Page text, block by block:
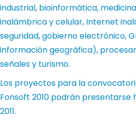
industrial, bioinformática,
inalámbrica y celular, Internet
seguridad, gobierno electrónico,
información geográfica),
señales y turismo.
Los proyectos para la
Fonsoft 2010 podrán presentarse
2011.